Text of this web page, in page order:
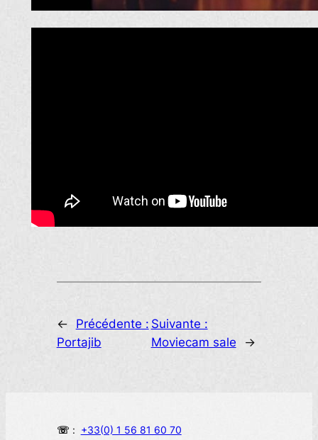
←
Précédente :
Portajib
Suivante :
Moviecam sale
→
☏ : +33(0) 1 56 81 60 70